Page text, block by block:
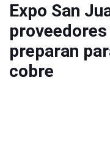
Expo San
preparan
cobre